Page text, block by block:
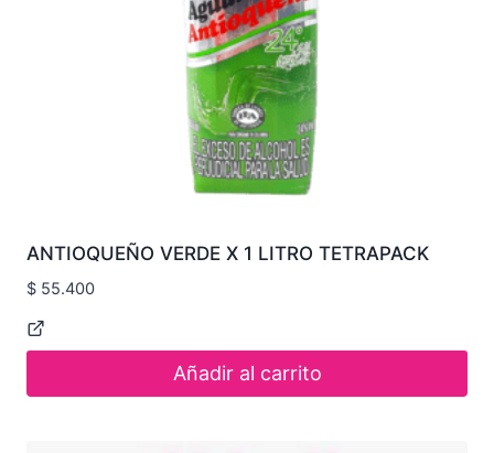
ANTIOQUEÑO VERDE X 1 LITRO TETRAPACK
$ 55.400
Añadir al carrito